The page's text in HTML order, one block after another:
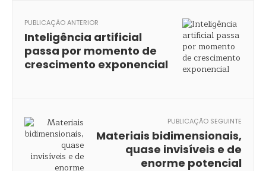
PUBLICAÇÃO ANTERIOR
Inteligência artificial
passa por momento de
crescimento exponencial
PUBLICAÇÃO SEGUINTE
Materiais bidimensionais,
quase invisíveis e de
enorme potencial